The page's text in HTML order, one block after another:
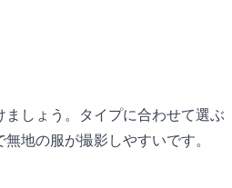
しょう。タイプに合わせて選ぶ
地の服が撮影しやすいです。